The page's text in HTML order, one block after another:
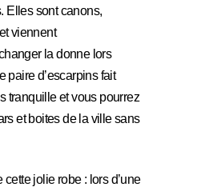
Elles sont canons,
viennent
la donne lors
paire d’escarpins fait
tranquille et vous pourrez
et boites de la ville sans
jolie robe : lors d’une